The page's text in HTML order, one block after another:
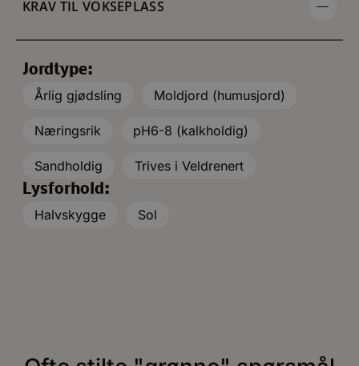
KRAV TIL VOKSEPLASS
Jordtype:
Årlig gjødsling
Moldjord (humusjord)
Næringsrik pH6-8 (kalkholdig)
Sandholdig
Trives i Veldrenert
Lysforhold:
Halvskygge
Sol